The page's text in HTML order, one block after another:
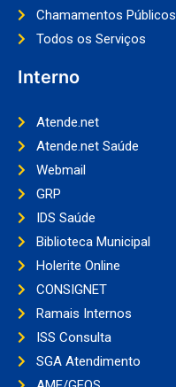
Chamamentos Públicos
Todos os Serviços
Interno
Atende.net
Atende.net Saúde
Webmail
GRP
IDS Saúde
Biblioteca Municipal
Holerite Online
CONSIGNET
Ramais Internos
ISS Consulta
SGA Atendimento